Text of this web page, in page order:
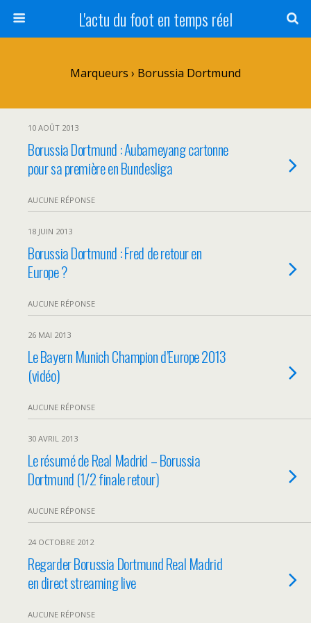
L'actu du foot en temps réel
Marqueurs › Borussia Dortmund
10 AOÛT 2013
Borussia Dortmund : Aubameyang cartonne
pour sa première en Bundesliga
AUCUNE RÉPONSE
18 JUIN 2013
Borussia Dortmund : Fred de retour en
Europe ?
AUCUNE RÉPONSE
26 MAI 2013
Le Bayern Munich Champion d’Europe 2013
(vidéo)
AUCUNE RÉPONSE
30 AVRIL 2013
Le résumé de Real Madrid – Borussia
Dortmund (1/2 finale retour)
AUCUNE RÉPONSE
24 OCTOBRE 2012
Regarder Borussia Dortmund Real Madrid
en direct streaming live
AUCUNE RÉPONSE